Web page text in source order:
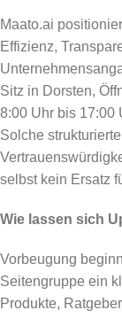
Maato.ai
Effizienz,
Sitz in Dorsten,
8:00 Uhr bis 17:00
Solche
selbst kein Ersatz
Wie lassen sich
Vorbeugung
Seitengruppe ein
Produkte,